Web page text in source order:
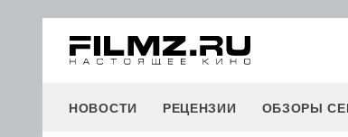
НОВОСТИ РЕЦЕНЗИИ ОБЗОРЫ